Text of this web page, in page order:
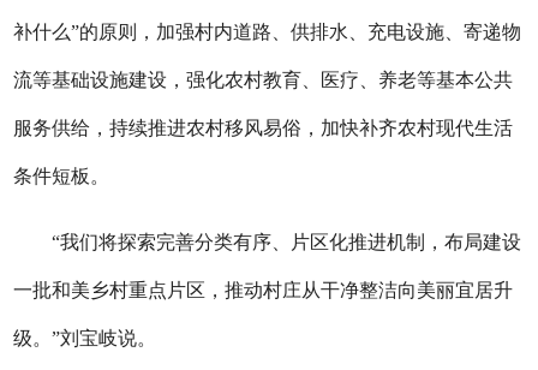
补什么”的原则，加强村内道路、供排水、充电设施、寄递物
流等基础设施建设，强化农村教育、医疗、养老等基本公共
服务供给，持续推进农村移风易俗，加快补齐农村现代生活
条件短板。
“我们将探索完善分类有序、片区化推进机制，布局建设
一批和美乡村重点片区，推动村庄从干净整洁向美丽宜居升
级。”刘宝岐说。